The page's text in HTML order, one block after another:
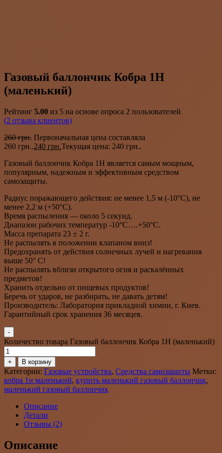
Газовый баллончик Кобра 1Н
(маленький)
Рейтинг 5.00 из 5 на основе опроса 2 пользователей
(2 отзыва клиентов)
260грн. Первоначальная цена составляла
260 грн..240 грн.Текущая цена: 240 грн..
Газовый баллончик Кобра 1Н является самым мощным,
популярным, надежным и эффективным средством
самозащиты.
Радиус поражающего действия: не менее 1,5 м (-10°С), не
менее 2,2 м (+50°С).
Время распыления — около 5 секунд.
Диапазон рабочих температур -10°С….+50°С.
Масса препарата 23 ± 2 г.
Не распылять в положении клапаном вниз!
Предохранять от действия солнечных лучей и нагревания
выше 50° С!
Не распылять вблизи открытого огня и раскалённых
предметов!
Хранить отдельно от пищевых продуктов!
Беречь от ударов, не разбирать, не давать детям!
Производитель: Лаборатория прикладной химии, г. Киев.
Гарантийный срок хранения 36 месяцев.
-
Количество товара Газовый баллончик Кобра 1Н (маленький)
+ В корзину
Категории: Газовые устройства, Средства самозащиты Метки:
кобра 1н маленький, купить маленький газовый баллончик,
маленький газовый баллончик
Описание
Детали
Отзывы (2)
Описание